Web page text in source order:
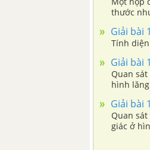
thước
Giải bài
Tính
Giải bài
Quan
hình
Giải bài
Quan
giác ở